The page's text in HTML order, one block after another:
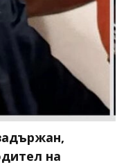
на